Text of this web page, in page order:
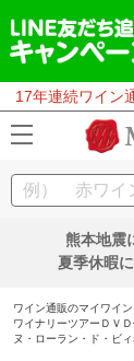
17年連続ワイン
熊本地震
夏季休暇
ワイン通販のマイワイ
ワイナリーツアーＤＶ
ヌ・ローラン・ド・ビ